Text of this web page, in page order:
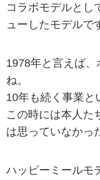
コラボモデルとし
ューしたモデルで
1978年と言えば
ね。
10年も続く事業と
この時には本人た
は思っていなかっ
ハッピーミールモ